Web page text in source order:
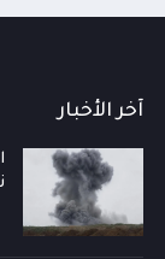
آخر الأخبار